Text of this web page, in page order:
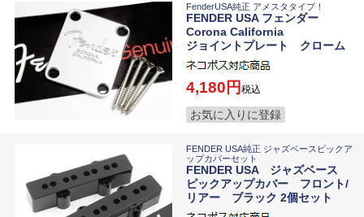
FenderUSA純正 アメスタタイプ！
FENDER USA フェンダー
Corona California
ジョイントプレート クローム
4,180 税込
お気に入りに登録
FENDER USA純正 ジャズベースピックア
ップカバーセット
FENDER USA ジャズベース
ピックアップカバー フロント/
リアー ブラック 2個セット